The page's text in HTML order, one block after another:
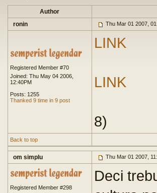
Author
ronin
Thu Mar 01 2007,
Registered Member #70
Joined: Thu May 04 2006,
12:40PM
Posts: 1255
Thanked 9 time in 9 post
LINK
LINK
8)
Back to top
om simplu Thu Mar 01 2007,
Registered Member #298
Deci